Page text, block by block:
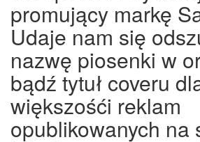
promujący markę
Udaje nam się
nazwę piosenki w
bądź tytuł coveru
większośći reklam
opublikowanych na